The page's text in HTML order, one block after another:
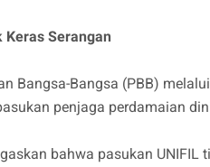
Keras Serangan
Bangsa-Bangsa (PBB)
penjaga perdamaian
bahwa pasukan